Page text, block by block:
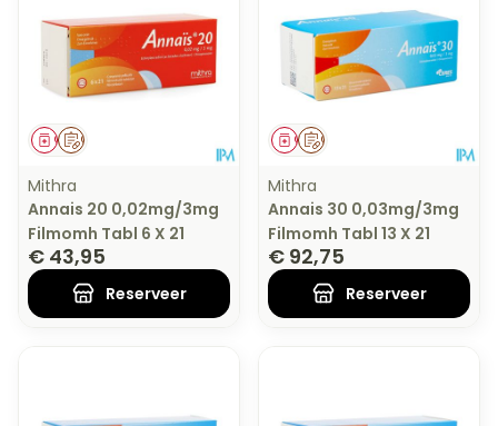
Op voorschrift
Geneesmiddel
Mithra
Annais 20 0,02mg/3mg
Filmomh Tabl 6 X 21
€ 43,95
Reserveer
Op voorschrift
Geneesmiddel
Mithra
Annais 30 0,03mg/3mg
Filmomh Tabl 13 X 21
€ 92,75
Reserveer